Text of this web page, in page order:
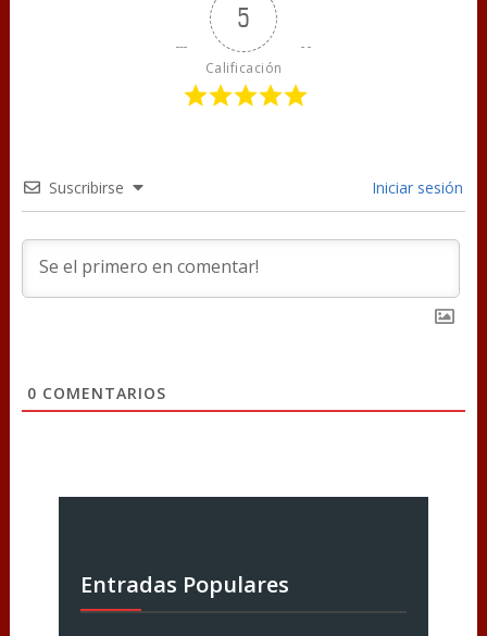
5
Calificación
Suscribirse Iniciar sesión
0 COMENTARIOS
Entradas Populares